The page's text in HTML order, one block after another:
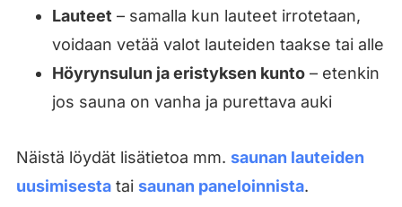
Lauteet – samalla kun lauteet irrotetaan,
voidaan vetää valot lauteiden taakse tai alle
Höyrynsulun ja eristyksen kunto– etenkin
jos sauna on vanha ja purettava auki
Näistä löydät lisätietoa mm. saunan lauteiden
uusimisestatai saunan paneloinnista.